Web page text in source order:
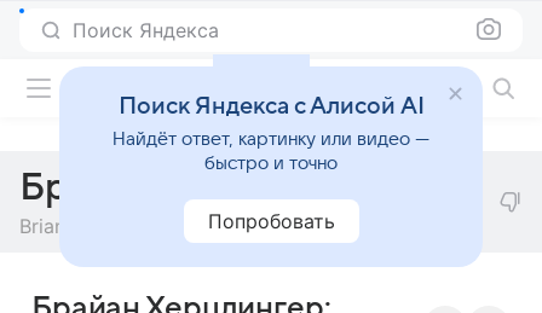
Поиск Яндекса
Брайан Херцлингер
Brian Herzlinger
Поиск Яндекса с Алисой AI
Найдёт ответ, картинку или видео —
быстро и точно
Попробовать